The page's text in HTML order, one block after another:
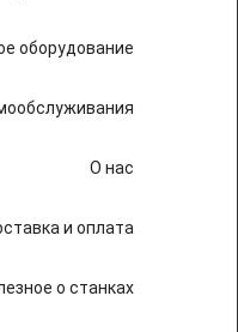
оборудование
О нас
и оплата
о станках